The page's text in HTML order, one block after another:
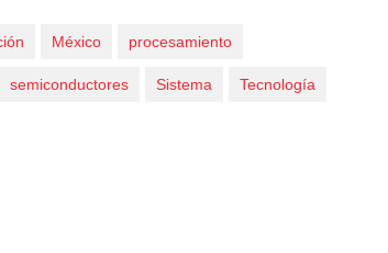
México procesamiento
semiconductores Sistema Tecnología